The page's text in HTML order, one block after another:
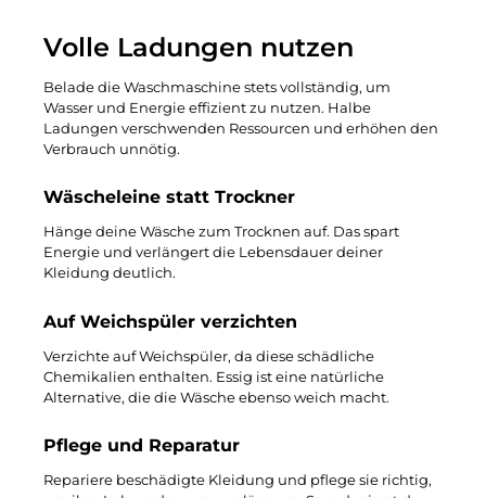
Volle Ladungen nutzen
Belade die Waschmaschine stets vollständig, um
Wasser und Energie effizient zu nutzen. Halbe
Ladungen verschwenden Ressourcen und erhöhen den
Verbrauch unnötig.
Wäscheleine statt Trockner
Hänge deine Wäsche zum Trocknen auf. Das spart
Energie und verlängert die Lebensdauer deiner
Kleidung deutlich.
Auf Weichspüler verzichten
Verzichte auf Weichspüler, da diese schädliche
Chemikalien enthalten. Essig ist eine natürliche
Alternative, die die Wäsche ebenso weich macht.
Pflege und Reparatur
Repariere beschädigte Kleidung und pflege sie richtig,